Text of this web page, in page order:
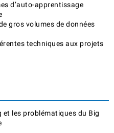
d’auto-apprentissage
gros volumes de données
techniques aux projets
les problématiques du Big